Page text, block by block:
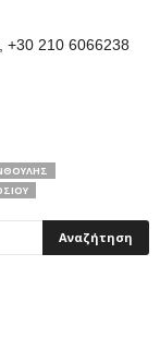
+30 210 6066238